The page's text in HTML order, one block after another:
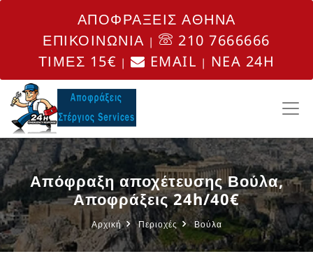
ΑΠΟΦΡΑΞΕΙΣ ΑΘΗΝΑ
ΕΠΙΚΟΙΝΩΝΙΑ |
210 7666666
ΤΙΜΕΣ 15€ | EMAIL | NEA 24H
Απόφραξη αποχέτευσης Βούλα,
Αποφράξεις 24h/40€
Αρχική Περιοχές Βούλα